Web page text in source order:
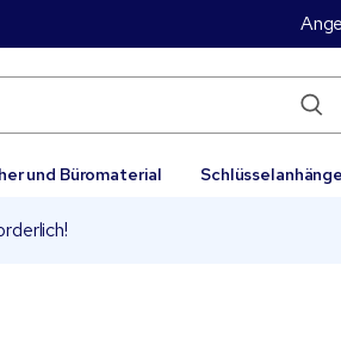
und Büromaterial